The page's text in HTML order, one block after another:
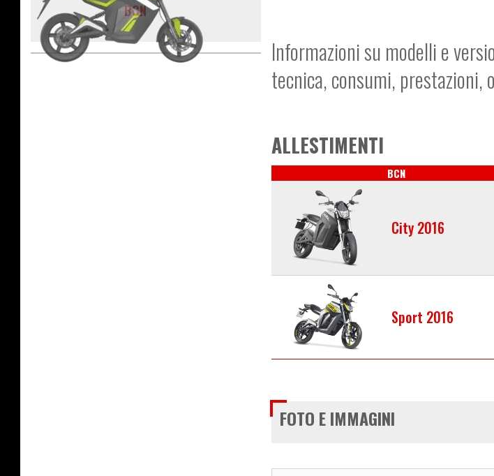
BCN
Informazioni su modelli e
tecnica, consumi, prestazioni,
ALLESTIMENTI
BCN
City 2016
Sport 2016
FOTO E IMMAGINI